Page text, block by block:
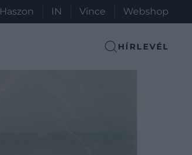
Haszon IN Vince Webshop
HÍRLEVÉL